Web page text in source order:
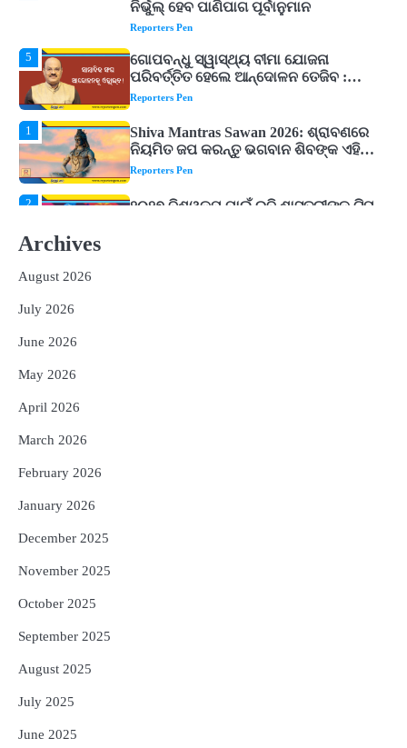
ନିର୍ଭୁଲ୍ ହେବ ପାଣିପାଗ ପୂର୍ବାନୁମାନ
Reporters Pen
5
ଗୋପବନ୍ଧୁ ସ୍ୱାସ୍ଥ୍ୟ ବୀମା ଯୋଜନା
ପରିବର୍ତ୍ତିତ ହେଲେ ଆନ୍ଦୋଳନ ତେଜିବ :
ଉତ୍କଳ ସାମ୍ବାଦିକ ସଂଘ
Reporters Pen
1
Shiva Mantras Sawan 2026: ଶ୍ରାବଣରେ
ନିୟମିତ ଜପ କରନ୍ତୁ ଭଗବାନ ଶିବଙ୍କ ଏହି
୩ଟି ଶକ୍ତିଶାଳୀ ମନ୍ତ୍ର, ଦୂର ହୋଇପାରେ
ଆର୍ଥିକ ସଙ୍କଟ
Reporters Pen
2
୨୦୨୭ ବିଶ୍ୱକପ ପାଇଁ ରବି ଶାସ୍ତ୍ରୀଙ୍କ ଟିମ୍,
3
4
5
Archives
August 2026
July 2026
June 2026
May 2026
April 2026
March 2026
February 2026
January 2026
December 2025
November 2025
October 2025
September 2025
August 2025
July 2025
June 2025